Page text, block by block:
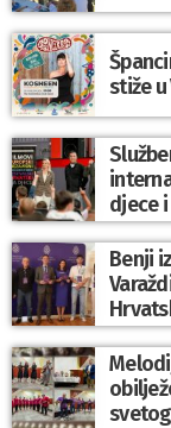
stiže u
djece
Benji